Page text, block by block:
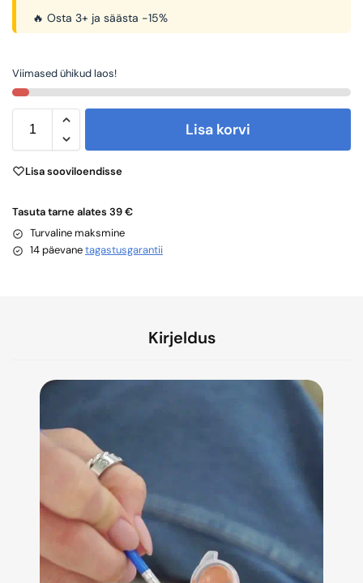
🔥 Osta 3+ ja säästa -15%
Viimased ühikud laos!
Lisa korvi
Lisa sooviloendisse
Tasuta tarne alates 39 €
Turvaline maksmine
14 päevanetagastusgarantii
Kirjeldus